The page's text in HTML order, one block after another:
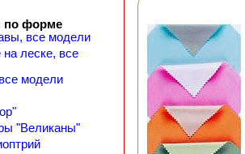
по форме
все модели
леске, все
модели
"Великаны"